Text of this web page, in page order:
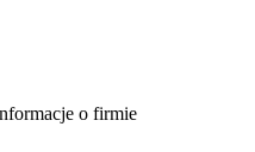
o firmie